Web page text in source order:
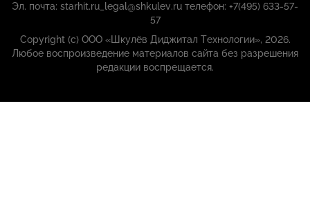
Эл. почта: starhit.ru_legal@shkulev.ru телефон: +7(495) 633-57-
57
Copyright (с) ООО «Шкулёв Диджитал Технологии», 2026.
Любое воспроизведение материалов сайта без разрешения
редакции воспрещается.